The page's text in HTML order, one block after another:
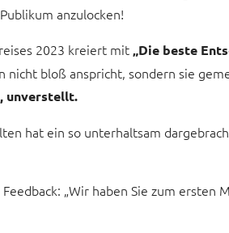
anzulocken!
2023 kreiert mit„Die beste
bloß anspricht, sondern sie
unverstellt.
hat ein so unterhaltsam
„Wir haben Sie zum ersten